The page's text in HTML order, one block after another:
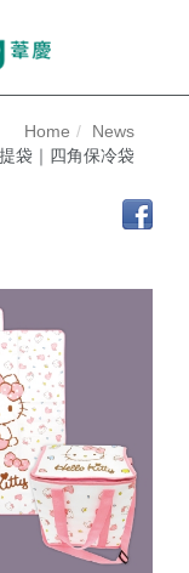
Home
News
袋｜四角保冷袋